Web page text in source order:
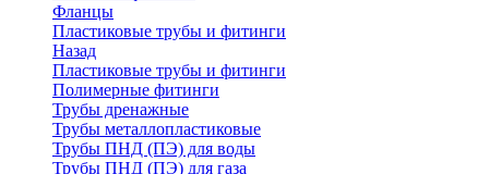
Фланцы
Пластиковые трубы и фитинги
Назад
Пластиковые трубы и фитинги
Полимерные фитинги
Трубы дренажные
Трубы металлопластиковые
Трубы ПНД (ПЭ) для воды
Трубы ПНД (ПЭ) для газа